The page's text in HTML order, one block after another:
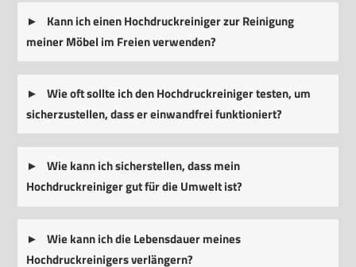
Kann ich einen Hochdruckreiniger zur Reinigung
meiner Möbel im Freien verwenden?
Wie oft sollte ich den Hochdruckreiniger testen, um
sicherzustellen, dass er einwandfrei funktioniert?
Wie kann ich sicherstellen, dass mein
Hochdruckreiniger gut für die Umwelt ist?
Wie kann ich die Lebensdauer meines
Hochdruckreinigers verlängern?